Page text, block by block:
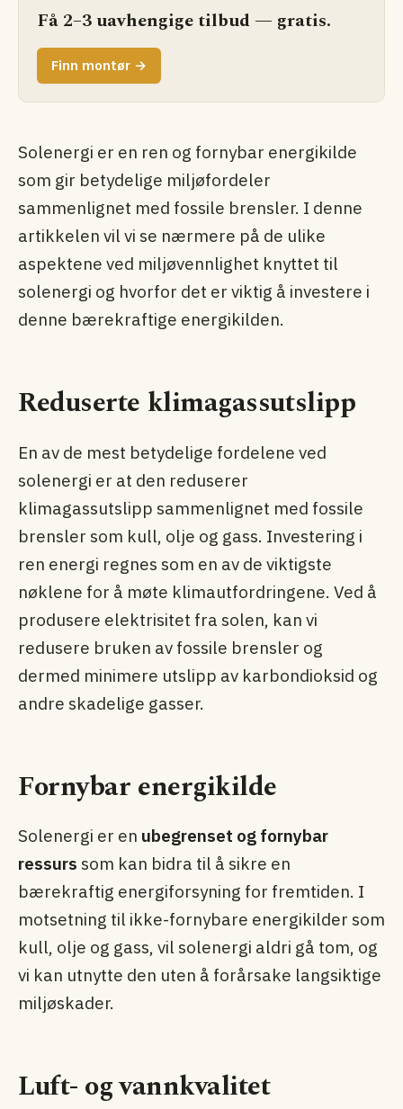
Få 2–3 uavhengige tilbud — gratis.
Finn montør →
Solenergi er en ren og fornybar energikilde
som gir betydelige miljøfordeler
sammenlignet med fossile brensler. I denne
artikkelen vil vi se nærmere på de ulike
aspektene ved miljøvennlighet knyttet til
solenergi og hvorfor det er viktig å investere i
denne bærekraftige energikilden.
Reduserte klimagassutslipp
En av de mest betydelige fordelene ved
solenergi er at den reduserer
klimagassutslipp sammenlignet med fossile
brensler som kull, olje og gass. Investering i
ren energi regnes som en av de viktigste
nøklene for å møte klimautfordringene. Ved å
produsere elektrisitet fra solen, kan vi
redusere bruken av fossile brensler og
dermed minimere utslipp av karbondioksid og
andre skadelige gasser.
Fornybar energikilde
Solenergi er en ubegrenset og fornybar
ressurs som kan bidra til å sikre en
bærekraftig energiforsyning for fremtiden. I
motsetning til ikke-fornybare energikilder som
kull, olje og gass, vil solenergi aldri gå tom, og
vi kan utnytte den uten å forårsake langsiktige
miljøskader.
Luft- og vannkvalitet